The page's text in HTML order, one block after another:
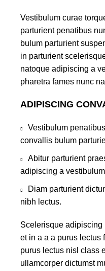
Vestibulum curae
parturient penatibus
bulum parturient
in parturient
natoque adipiscing a
pharetra fames nunc
ADIPISCING
Vestibulum
convallis bulum
Abitur parturient
adipiscing a
Diam parturient
nibh lectus.
Scelerisque
et in a a a purus lectus
purus lectus nisl class
ullamcorper dictumst